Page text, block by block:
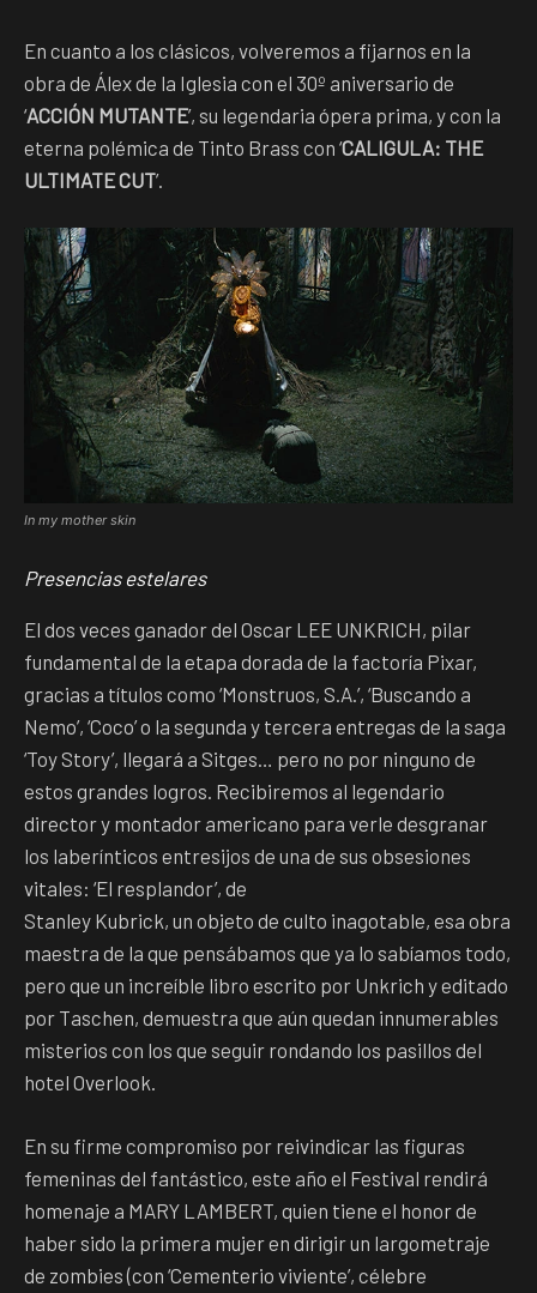
En cuanto a los clásicos, volveremos a fijarnos en la
obra de Álex de la Iglesia con el 30º aniversario de
‘ACCIÓN MUTANTE’, su legendaria ópera prima, y con la
eterna polémica de Tinto Brass con ‘CALIGULA: THE
ULTIMATE CUT’.
In my mother skin
Presencias estelares
El dos veces ganador del Oscar LEE UNKRICH, pilar
fundamental de la etapa dorada de la factoría Pixar,
gracias a títulos como ‘Monstruos, S.A.’, ‘Buscando a
Nemo’, ‘Coco’ o la segunda y tercera entregas de la saga
‘Toy Story’, llegará a Sitges… pero no por ninguno de
estos grandes logros. Recibiremos al legendario
director y montador americano para verle desgranar
los laberínticos entresijos de una de sus obsesiones
vitales: ‘El resplandor’, de
Stanley Kubrick, un objeto de culto inagotable, esa obra
maestra de la que pensábamos que ya lo sabíamos todo,
pero que un increíble libro escrito por Unkrich y editado
por Taschen, demuestra que aún quedan innumerables
misterios con los que seguir rondando los pasillos del
hotel Overlook.
En su firme compromiso por reivindicar las figuras
femeninas del fantástico, este año el Festival rendirá
homenaje a MARY LAMBERT, quien tiene el honor de
haber sido la primera mujer en dirigir un largometraje
de zombies (con ‘Cementerio viviente’, célebre